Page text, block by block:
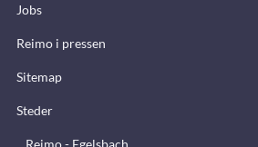
Jobs
Reimo i pressen
Sitemap
Steder
Reimo - Egelsbach